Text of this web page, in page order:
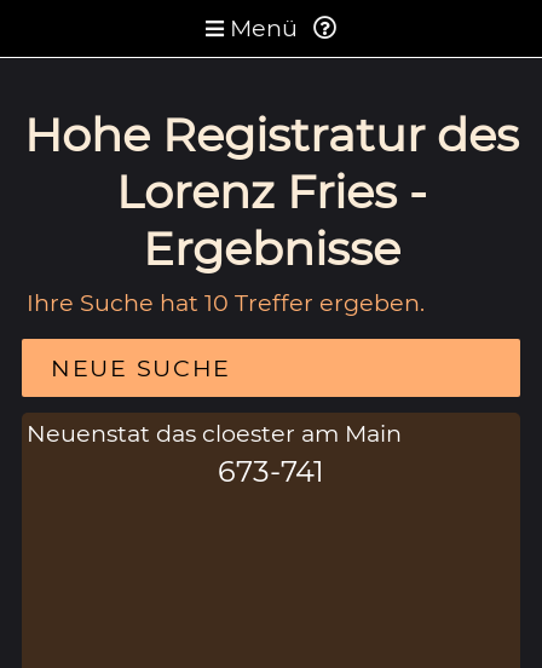
Menü
Hohe Registratur des
Lorenz Fries -
Ergebnisse
Ihre Suche hat 10 Treffer ergeben.
NEUE SUCHE
Neuenstat das cloester am Main
673-741